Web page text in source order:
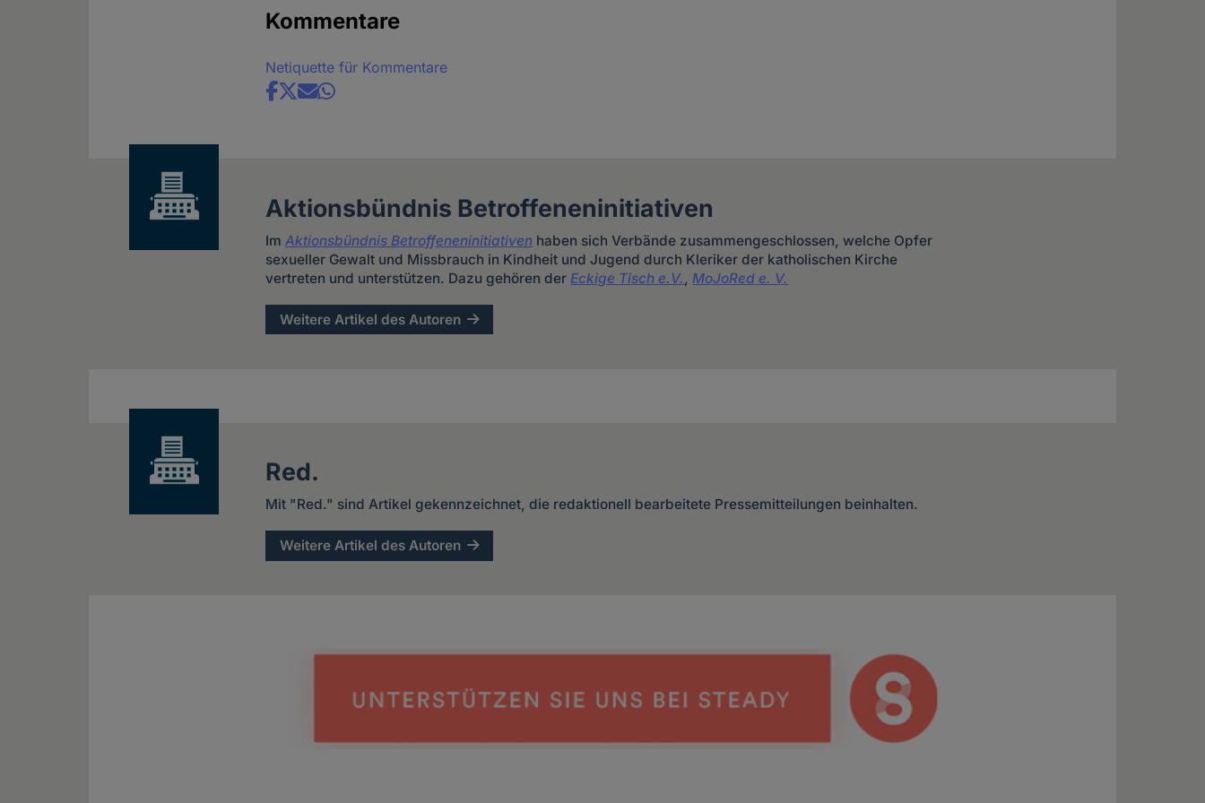
Kommentare
Netiquette für Kommentare
Share
Aktionsbündnis Betroffeneninitiativen
ImAktionsbündnis Betroffeneninitiativen haben sich Verbände zusammengeschlossen, welche Opfer
sexueller Gewalt und Missbrauch in Kindheit und Jugend durch Kleriker der katholischen Kirche
vertreten und unterstützen. Dazu gehören der Eckige Tisch e.V. MoJoRed e. V.
Weitere Artikel des Autoren
Red.
Mit "Red." sind Artikel gekennzeichnet, die redaktionell bearbeitete Pressemitteilungen beinhalten.
Weitere Artikel des Autoren